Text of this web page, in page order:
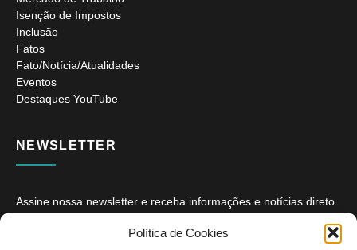
Política de Cookies
Isenção de Impostos
Inclusão
Fatos
Fato/Notícia/Atualidades
Eventos
Destaques YouTube
NEWSLETTER
Assine nossa newsletter e receba informações e notícias direto